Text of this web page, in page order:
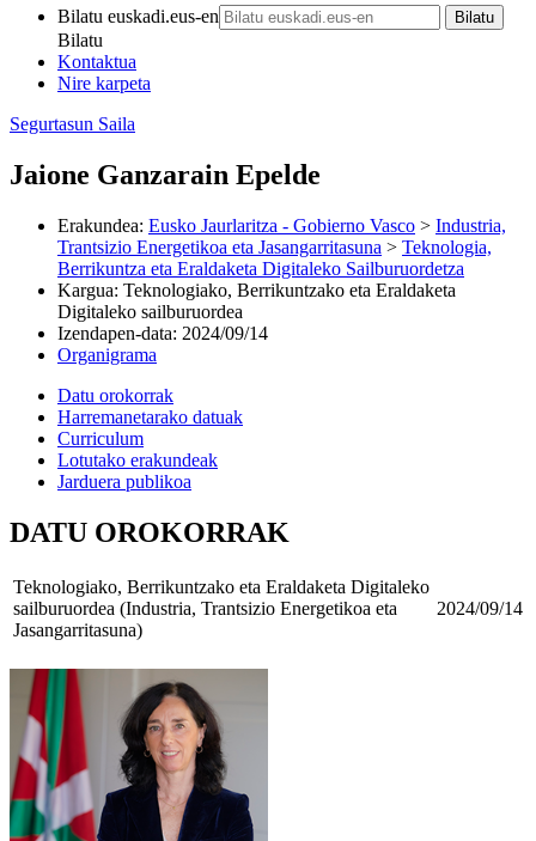
Bilatu euskadi.eus-en
Bilatu
Kontaktua
Nire karpeta
Segurtasun Saila
Jaione Ganzarain Epelde
Erakundea: Eusko Jaurlaritza - Gobierno Vasco > Industria,
Trantsizio Energetikoa eta Jasangarritasuna > Teknologia,
Berrikuntza eta Eraldaketa Digitaleko Sailburuordetza
Kargua: Teknologiako, Berrikuntzako eta Eraldaketa
Digitaleko sailburuordea
Izendapen-data: 2024/09/14
Organigrama
Datu orokorrak
Harremanetarako datuak
Curriculum
Lotutako erakundeak
Jarduera publikoa
DATU OROKORRAK
Teknologiako, Berrikuntzako eta Eraldaketa Digitaleko
sailburuordea (Industria, Trantsizio Energetikoa eta
Jasangarritasuna)
2024/09/14